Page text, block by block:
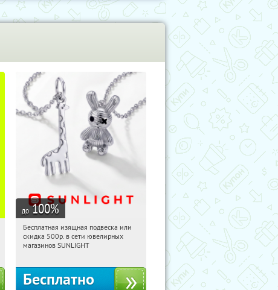
до 100%
08:50:22 Получили:
Россия
Бесплатная изящная подвеска или
скидка 500р. в сети ювелирных
магазинов SUNLIGHT
Бесплатно